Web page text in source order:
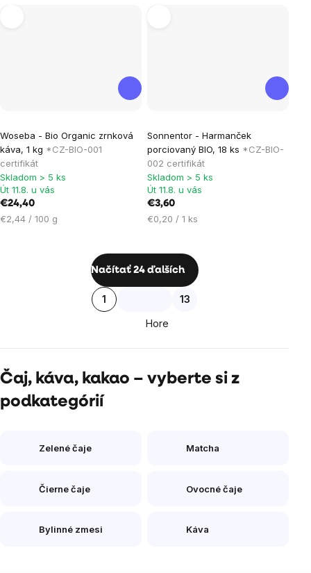
Woseba - Bio Organic zrnková
káva, 1 kg *CZ-BIO-001
certifikát
hodnotenie
produktu
je
5,0
z
5
Skladom > 5 ks
Út 11.8. u vás
€24,40
Jednotková
€2,44 / 100 g
Sonnentor - Harmanček
porciovaný BIO, 18 ks *CZ-BIO-
002 certifikát
Skladom > 5 ks
Út 11.8. u vás
€3,60
Jednotková
€0,20 / 1 ks
Ovládacie
výpisu
Načítať 24 ďalších
Stránkovanie
1 13
Hore
Čaj, káva, kakao – vyberte si z
podkategórií
Zelené čaje Matcha
Čierne čaje Ovocné čaje
Bylinné zmesi Káva